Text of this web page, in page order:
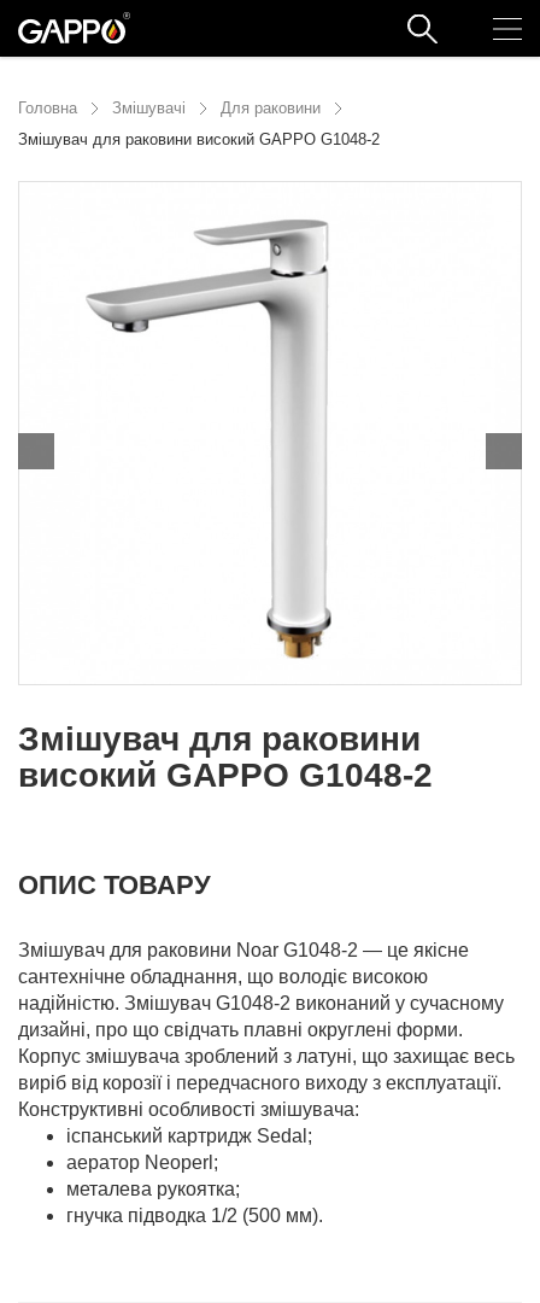
Головна Змішувачі
Для раковини
Змішувач для раковини високий GAPPO G1048-2
Змішувач для раковини
високий GAPPO G1048-2
ОПИС ТОВАРУ
Змішувач для раковини Noar G1048-2 — це якісне
сантехнічне обладнання, що володіє високою
надійністю. Змішувач G1048-2 виконаний у сучасному
дизайні, про що свідчать плавні округлені форми.
Корпус змішувача зроблений з латуні, що захищає весь
виріб від корозії і передчасного виходу з експлуатації.
Конструктивні особливості змiшувача:
іспанський картридж Sedal;
аератор Neoperl;
металева рукоятка;
гнучка підводка 1/2 (500 мм).